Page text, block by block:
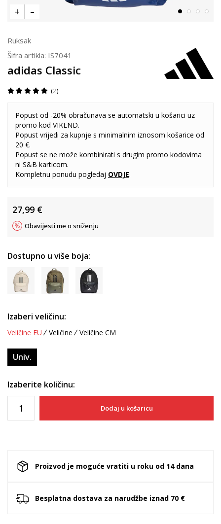
Ruksak
Šifra artikla: IS7041
adidas Classic
2
Popust od -20% obračunava se automatski u košarici uz
promo kod VIKEND.
Popust vrijedi za kupnje s minimalnim iznosom košarice od
20 €.
Popust se ne može kombinirati s drugim promo kodovima
ni S&B karticom.
Kompletnu ponudu pogledaj OVDJE.
27,99 €
Obavijesti me o sniženju
Dostupno u više boja:
Izaberi veličinu:
Veličine EU Veličine Veličine CM
Univ.
Izaberite količinu:
Dodaj u košaricu
Proizvod je moguće vratiti u roku od 14 dana
Besplatna dostava za narudžbe iznad 70 €